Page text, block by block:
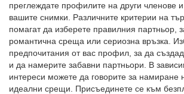
преглеждате профилите на други членове
вашите снимки. Различните критерии на
помагат да изберете правилния партньор,
романтична среща или сериозна връзка.
предпочитания от вас профил, за да
и да намерите забавни партньори. В
интереси можете да говорите за намиране
идеални срещи. Присъединете се към